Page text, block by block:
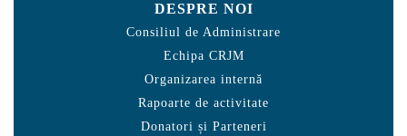
DESPRE NOI
Consiliul de Administrare
Echipa CRJM
Organizarea internă
Rapoarte de activitate
Donatori și Parteneri